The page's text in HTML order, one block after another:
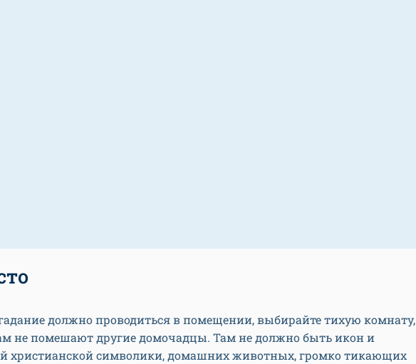
должно проводиться в помещении, выбирайте тихую комнату,
не помешают другие домочадцы. Там не должно быть икон и
христианской символики, домашних животных, громко тикающих